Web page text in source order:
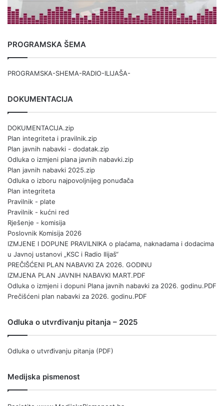
PROGRAMSKA ŠEMA
PROGRAMSKA-SHEMA-RADIO-ILIJAŠA-
DOKUMENTACIJA
DOKUMENTACIJA.zip
Plan integriteta i pravilnik.zip
Plan javnih nabavki - dodatak.zip
Odluka o izmjeni plana javnih nabavki.zip
Plan javnih nabavki 2025.zip
Odluka o izboru najpovoljnijeg ponuđača
Plan integriteta
Pravilnik - plate
Pravilnik - kućni red
Rješenje - komisija
Poslovnik Komisija 2026
IZMJENE I DOPUNE PRAVILNIKA o plaćama, naknadama i dodacima
u Javnoj ustanovi „KSC i Radio Ilijaš“
PREČIŠĆENI PLAN NABAVKI ZA 2026. GODINU
IZMJENA PLAN JAVNIH NABAVKI MART.PDF
Odluka o izmjeni i dopuni Plana javnih nabavki za 2026. godinu.PDF
Prečišćeni plan nabavki za 2026. godinu.PDF
Odluka o utvrđivanju pitanja – 2025
Odluka o utvrđivanju pitanja (PDF)
Medijska pismenost